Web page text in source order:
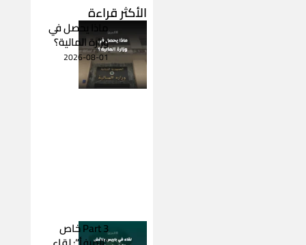
الأكثر قراءة
ماذا يحصل في
وزارة المالية؟
2026-08-01
Part 3 خاص